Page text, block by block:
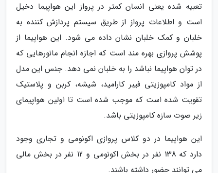
تعبیه شده یعنی انسان کمتر در پرواز این هواپیما دخیل
است و اطلاعات پرواز از طریق سیستم پردازش کننده به
خلبان و کمک خلبان نشان داده می شود. این هواپیما از
پوشش پروازی بهره مند است که اجازه انجام مانورهایی که
در توان هواپیما نباشد را به خلبان نمی دهد. جنس این مدل
از مواد کامپوزیتی فیبر کارامید، شیشه، کربن و پلاستیک
تقویت شده است که موجب شده است تا اولین هواپیمای
زیر صوت سازه کامپوزیتی باشد.
این هواپیما در دو کلاس پروازی اکونومی و تجاری وجود
دارد که 138 نفر در بخش اکونومی و 12 نفر در بخش مالی
می توانند حضور داشته باشند.